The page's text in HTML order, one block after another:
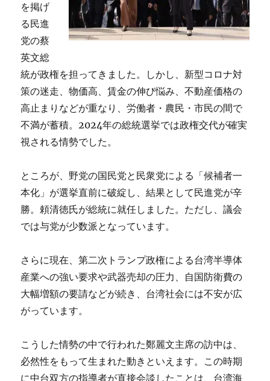
を掲げ
る民進
党の蔡
英文総
統が政権を担ってきました。しかし、新型コロナ対
策の迷走、物価高、賃金の伸び悩み、不動産価格の
高止まりなどが重なり、労働者・農民・市民の間で
不満が蓄積。2024年の総統選挙では政権交代が確実
視される情勢でした。
ところが、野党の国民党と民衆党による「候補者一
本化」が選挙直前に破綻し、結果として民進党が辛
勝。頼清徳氏が総統に就任しました。ただし、議会
では与党が少数派となっています。
さらに現在、第二次トランプ政権による台湾半導体
産業への強い要求や武器売却の圧力、自国防衛費の
大幅増額の要請などが続き、台湾社会には不安が広
がっています。
こうした情勢の中で行われた鄭麗文主席の訪中は、
必然性をもって生まれた動きといえます。この時期
に中台双方の指導者が直接会談したことは、台湾海